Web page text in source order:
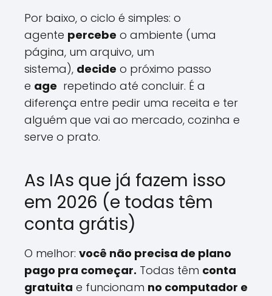
Por baixo, o ciclo é simples: o
agente percebe o ambiente (uma
página, um arquivo, um
sistema), decide o próximo passo
e age repetindo até concluir. É a
diferença entre pedir uma receita e ter
alguém que vai ao mercado, cozinha e
serve o prato.
As IAs que já fazem isso
em 2026 (e todas têm
conta grátis)
O melhor: você não precisa de plano
pago pra começar. Todas têm conta
gratuita e funcionam no computador e